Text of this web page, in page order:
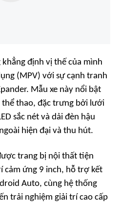
khẳng định vị thế của mình
(MPV) với sự cạnh tranh
Mẫu xe này nổi bật
thao, đặc trưng bởi lưới
sắc nét và dải đèn hậu
hiện đại và thu hút.
trang bị nội thất tiện
cảm ứng 9 inch, hỗ trợ kết
Auto, cùng hệ thống
trải nghiệm giải trí cao cấp